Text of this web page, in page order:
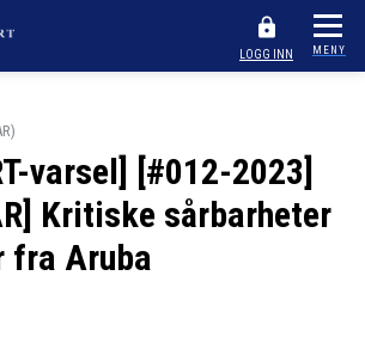
LOGG INN MENY
varsel] [#012-2023]
Kritiske sårbarheter
fra Aruba